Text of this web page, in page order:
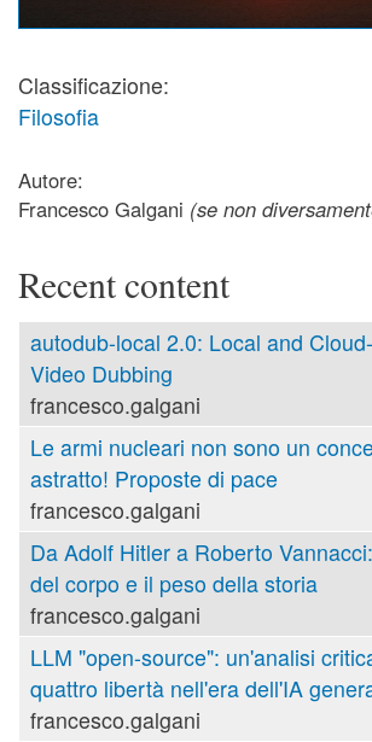
Classificazione:
Filosofia
Autore:
Francesco Galgani (se non
Recent content
autodub-local 2.0: Local and
Video Dubbing
francesco.galgani
Le armi nucleari non sono un
astratto! Proposte di pace
francesco.galgani
Da Adolf Hitler a Roberto
del corpo e il peso della storia
francesco.galgani
LLM "open-source": un'analisi
quattro libertà nell'era dell'IA
francesco.galgani